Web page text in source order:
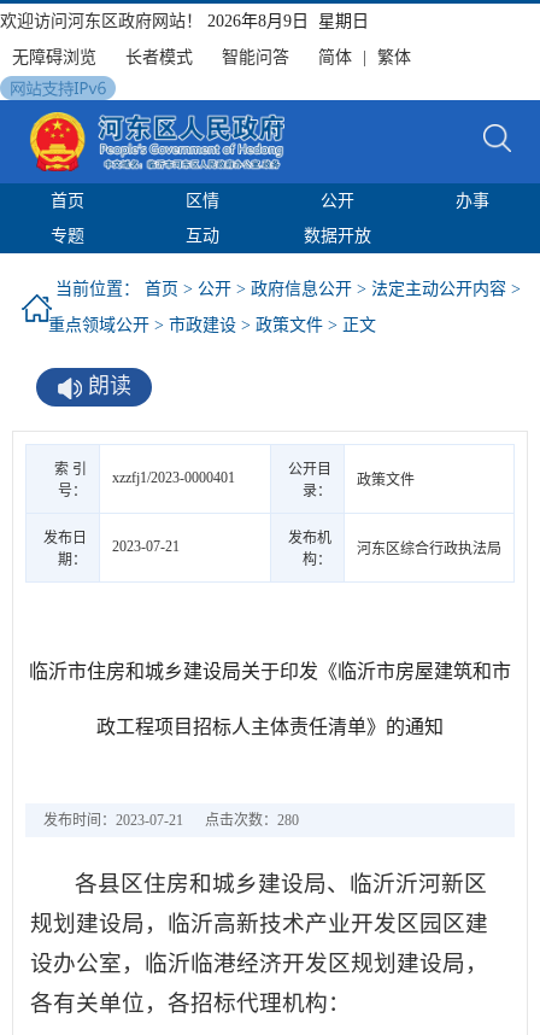
欢迎访问河东区政府网站！
2026年8月9日 星期日
无障碍浏览
长者模式 智能问答 简体 繁体
首页 区情 公开
办事
专题
互动 数据开放
当前位置： 首页 > 公开 > 政府信息公开 > 法定主动公开内容 >
重点领域公开 > 市政建设 > 政策文件 > 正文
朗读
索 引
号：
xzzfj1/2023-0000401
公开目
录：
政策文件
发布日
期：
2023-07-21
发布机
构：
河东区综合行政执法局
临沂市住房和城乡建设局关于印发《临沂市房屋建筑和市
政工程项目招标人主体责任清单》的通知
发布时间：2023-07-21 点击次数： 280
各县区住房和城乡建设局、临沂沂河新区
规划建设局，临沂高新技术产业开发区园区建
设办公室，临沂临港经济开发区规划建设局，
各有关单位，各招标代理机构：